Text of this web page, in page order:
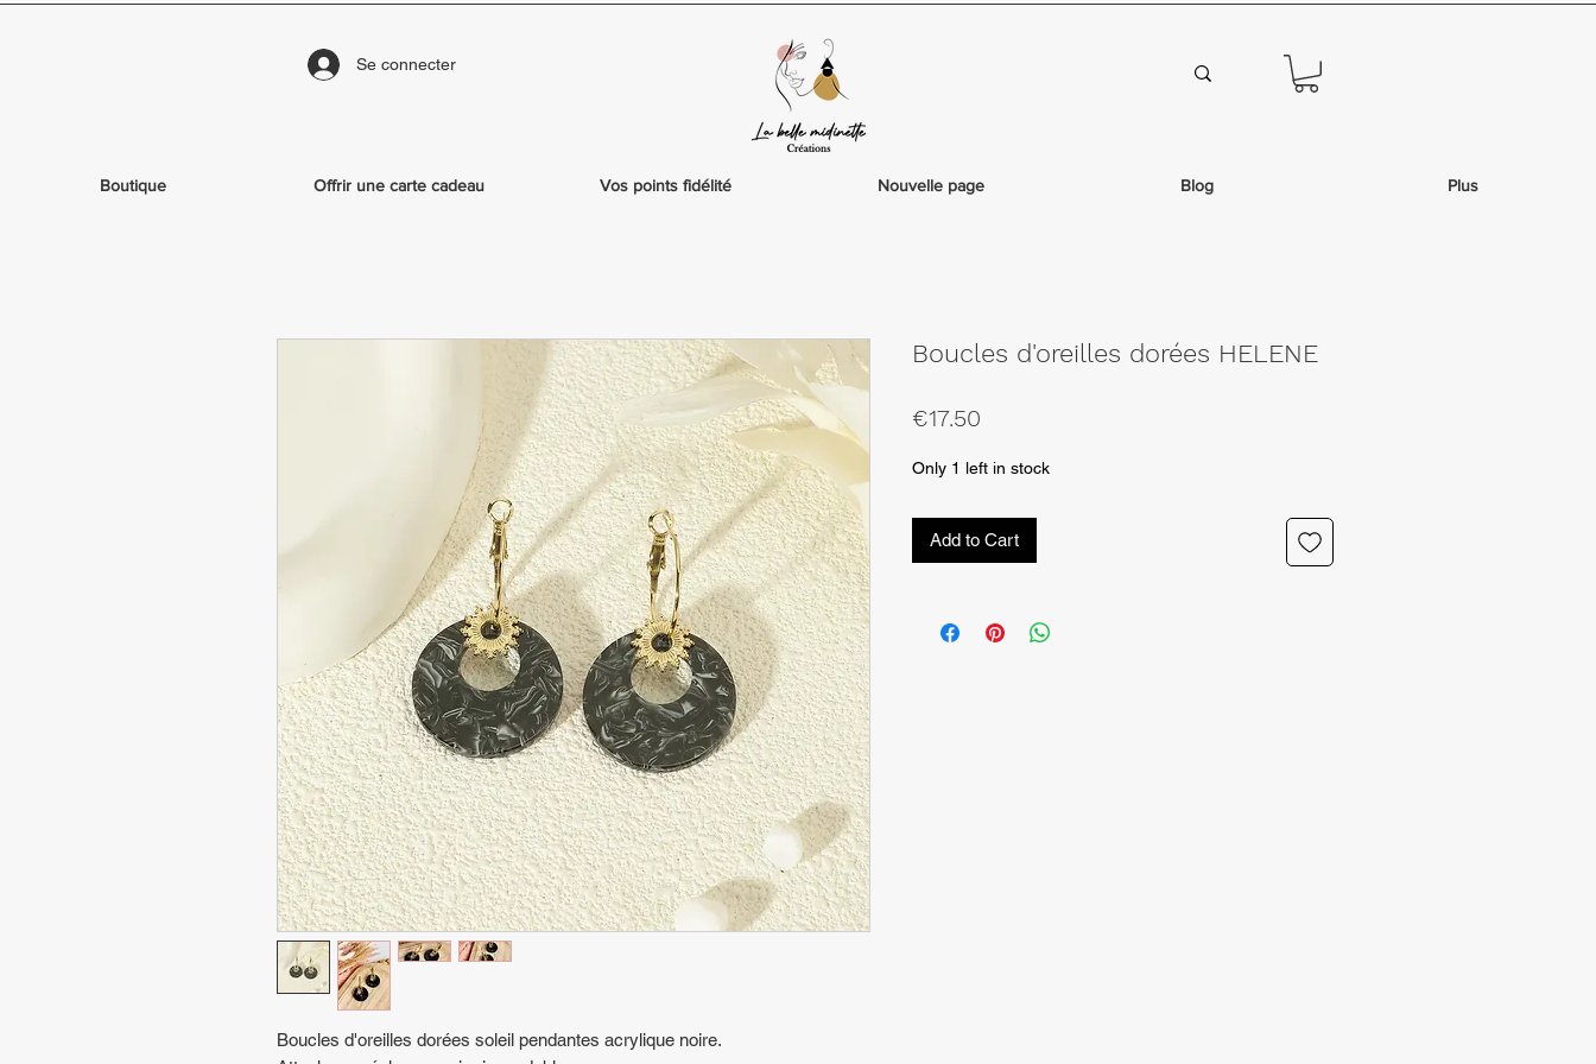
Se connecter
Boutique Offrir une carte cadeau Vos points fidélité Nouvelle page Blog Plus
Boucles d'oreilles dorées soleil pendantes acrylique noire.
Boucles d'oreilles dorées HELENE
€17.50
Only 1 left in stock
Add to Cart